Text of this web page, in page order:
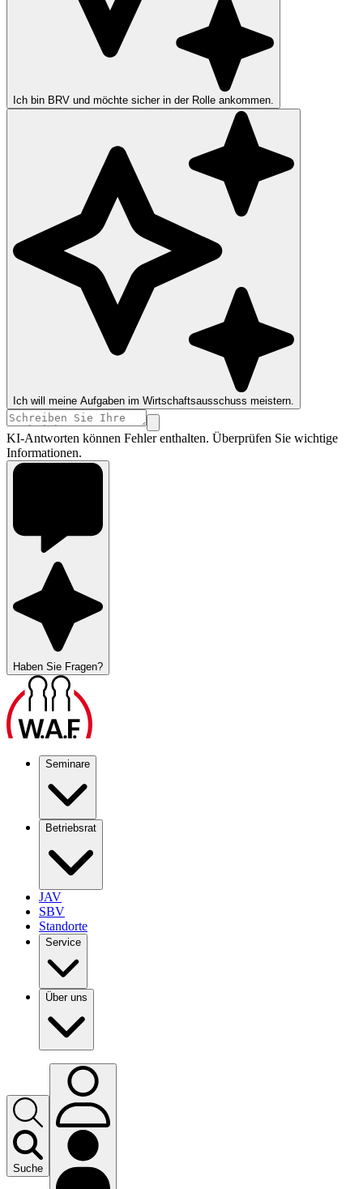
Ich bin BRV und möchte sicher in der Rolle ankommen.
Ich will meine Aufgaben im Wirtschaftsausschuss meistern.
KI-Antworten können Fehler enthalten. Überprüfen Sie wichtige
Informationen.
Haben Sie Fragen?
Seminare
Betriebsrat
JAV
SBV
Standorte
Service
Über uns
Suche